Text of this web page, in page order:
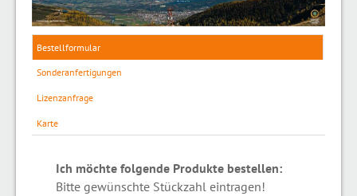
Bestellformular
Sonderanfertigungen
Lizenzanfrage
Karte
Ich möchte folgende Produkte bestellen:
Bitte gewünschte Stückzahl eintragen!